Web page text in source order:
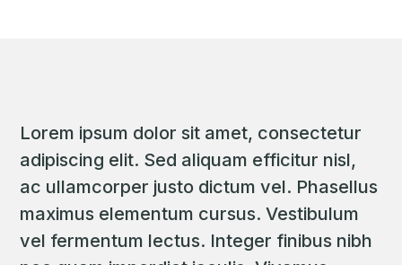
Lorem ipsum dolor sit amet, consectetur
adipiscing elit. Sed aliquam efficitur nisl,
ac ullamcorper justo dictum vel. Phasellus
maximus elementum cursus. Vestibulum
vel fermentum lectus. Integer finibus nibh